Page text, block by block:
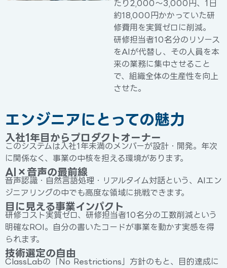
たり2,000〜3,000円、1日
約18,000円かかっていた研
修費用を実質ゼロに削減。
研修担当者10名分のリソース
をAIが代替し、その人員を本
来の業務に集中させること
で、組織全体の生産性を向上
させた。
エンジニアにとっての魅力
入社1年目からプロダクトオーナー
このシステムは入社1年未満のメンバーが設計・開発。年次
に関係なく、事業の中核を担える環境があります。
AI×音声の最前線
音声認識・自然言語処理・リアルタイム対話という、AIエン
ジニアリングの中でも高度な領域に挑戦できます。
目に見える事業インパクト
研修コスト実質ゼロ、研修担当者10名分の工数削減という
明確なROI。自分の書いたコードが事業を動かす実感を得
られます。
技術選定の自由
ClassLabの「No Restrictions」方針のもと、目的達成に